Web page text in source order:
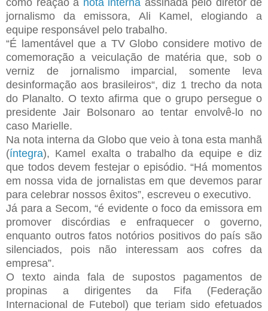
jornalismo da emissora, Ali Kamel, elogiando a
equipe responsável pelo trabalho.
“É lamentável que a TV Globo considere motivo de
comemoração a veiculação de matéria que, sob o
verniz de jornalismo imparcial, somente leva
desinformação aos brasileiros“, diz 1 trecho da nota
do Planalto. O texto afirma que o grupo persegue o
presidente Jair Bolsonaro ao tentar envolvê-lo no
caso Marielle.
Na nota interna da Globo que veio à tona esta manhã
(íntegra), Kamel exalta o trabalho da equipe e diz
que todos devem festejar o episódio. “Há momentos
em nossa vida de jornalistas em que devemos parar
para celebrar nossos êxitos”, escreveu o executivo.
Já para a Secom, “é evidente o foco da emissora em
promover discórdias e enfraquecer o governo,
enquanto outros fatos notórios positivos do país são
silenciados, pois não interessam aos cofres da
empresa”.
O texto ainda fala de supostos pagamentos de
propinas a dirigentes da Fifa (Federação
Internacional de Futebol) que teriam sido efetuados